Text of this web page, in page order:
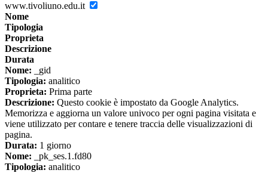
www.tivoliuno.edu.it
Nome
Tipologia
Proprieta
Descrizione
Durata
Nome: _gid
Tipologia: analitico
Proprieta: Prima parte
Descrizione: Questo cookie è impostato da Google Analytics.
Memorizza e aggiorna un valore univoco per ogni pagina visitata e
viene utilizzato per contare e tenere traccia delle visualizzazioni di
pagina.
Durata: 1 giorno
Nome: _pk_ses.1.fd80
Tipologia: analitico